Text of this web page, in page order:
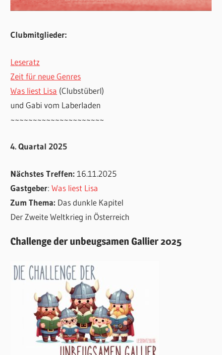
Clubmitglieder:
Leseratz
Zeit für neue Genres
Was liest Lisa (Clubstüberl)
und Gabi vom Laberladen
~~~~~~~~~~~~~~~~~~~~~
4. Quartal 2025
Nächstes Treffen:16.11.2025
Gastgeber:Was liest Lisa
Zum Thema: Das dunkle Kapitel
Der Zweite Weltkrieg in Österreich
Challenge der unbeugsamen Gallier 2025